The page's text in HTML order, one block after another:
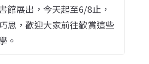
館展出，今天起至6/8止，
思，歡迎大家前往歡賞這些
。